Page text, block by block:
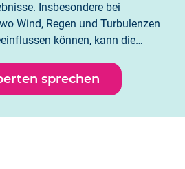
Insbesondere bei
Wind, Regen und Turbulenzen
können, kann die
Kabel, Stative,
und Messsets von HBK sind so
sprechen